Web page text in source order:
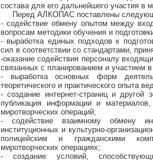
состава для его дальнейшего участия в
Перед АЛКОПАС поставлены
- содействие обмену опытом между
вопросам методики обучения и
- выработка единых подходов к
сил в соответствии со стандартами,
-оказание содействия персоналу
связанных с планированием и участием
- выработка основных форм
теоретического и практического опыта
- создание интернет-страниц и другой
публикация информации и
миротворческих операций;
- содействие взаимному обмену
институционных и культурно-
полицейским и гражданскими
миротворческих операциях;
- создание условий,